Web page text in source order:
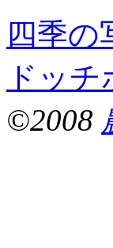
四季の
ドッ
©2008